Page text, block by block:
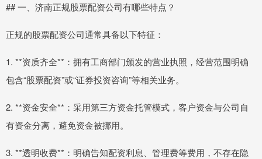
## 一、济南正规股票配资公司有哪些特点？
正规的股票配资公司通常具备以下特征：
1. **资质齐全**：拥有工商部门颁发的营业执照，经营范围明确
包含“股票配资”或“证券投资咨询”等相关业务。
2. **资金安全**：采用第三方资金托管模式，客户资金与公司自
有资金分离，避免资金被挪用。
3. **透明收费**：明确告知配资利息、管理费等费用，不存在隐